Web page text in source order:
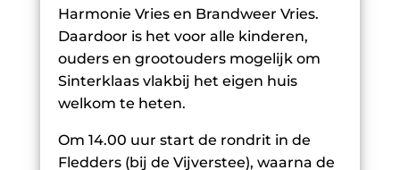
Harmonie Vries en Brandweer Vries.
Daardoor is het voor alle kinderen,
ouders en grootouders mogelijk om
Sinterklaas vlakbij het eigen huis
welkom te heten.
Om 14.00 uur start de rondrit in de
Fledders (bij de Vijverstee), waarna de